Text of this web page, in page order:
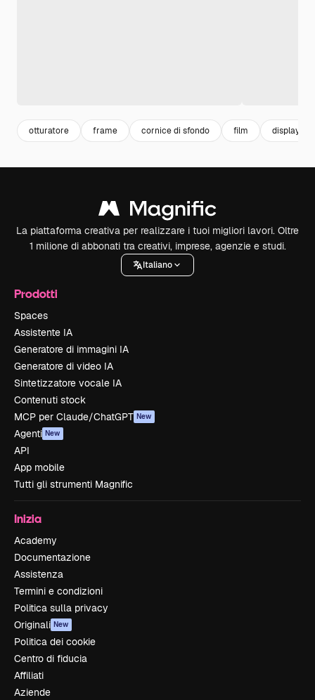
otturatore frame cornice di sfondo film display
La piattaforma creativa per realizzare i tuoi migliori lavori. Oltre
1 milione di abbonati tra creativi, imprese, agenzie e studi.
Italiano
Prodotti
Spaces
Assistente IA
Generatore di immagini IA
Generatore di video IA
Sintetizzatore vocale IA
Contenuti stock
MCP per Claude/ChatGPT New
Agenti New
API
App mobile
Tutti gli strumenti Magnific
Inizia
Academy
Documentazione
Assistenza
Termini e condizioni
Politica sulla privacy
Originali New
Politica dei cookie
Centro di fiducia
Affiliati
Aziende